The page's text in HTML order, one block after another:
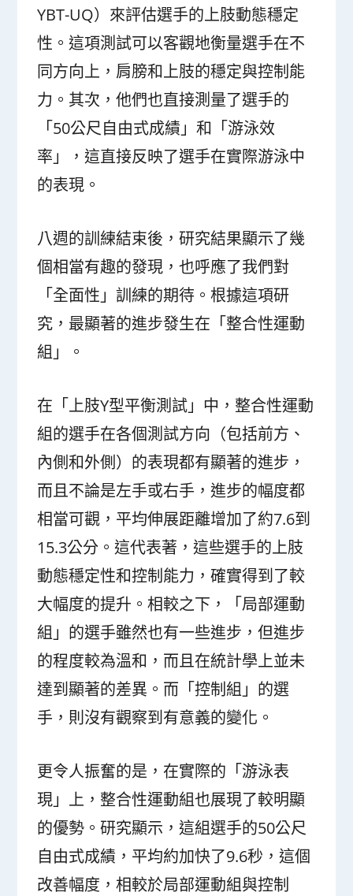
YBT-UQ）來評估選手的上肢動態穩定
性。這項測試可以客觀地衡量選手在不
同方向上，肩膀和上肢的穩定與控制能
力。其次，他們也直接測量了選手的
「50公尺自由式成績」和「游泳效
率」，這直接反映了選手在實際游泳中
的表現。
八週的訓練結束後，研究結果顯示了幾
個相當有趣的發現，也呼應了我們對
「全面性」訓練的期待。根據這項研
究，最顯著的進步發生在「整合性運動
組」。
在「上肢Y型平衡測試」中，整合性運動
組的選手在各個測試方向（包括前方、
內側和外側）的表現都有顯著的進步，
而且不論是左手或右手，進步的幅度都
相當可觀，平均伸展距離增加了約7.6到
15.3公分。這代表著，這些選手的上肢
動態穩定性和控制能力，確實得到了較
大幅度的提升。相較之下，「局部運動
組」的選手雖然也有一些進步，但進步
的程度較為溫和，而且在統計學上並未
達到顯著的差異。而「控制組」的選
手，則沒有觀察到有意義的變化。
更令人振奮的是，在實際的「游泳表
現」上，整合性運動組也展現了較明顯
的優勢。研究顯示，這組選手的50公尺
自由式成績，平均約加快了9.6秒，這個
改善幅度，相較於局部運動組與控制